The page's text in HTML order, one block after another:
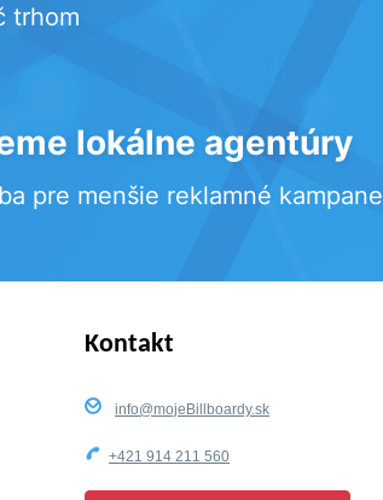
trhom
lokálne agentúry
pre menšie reklamné kampane
Kontakt
info@mojeBillboardy.sk
+421 914 211 560